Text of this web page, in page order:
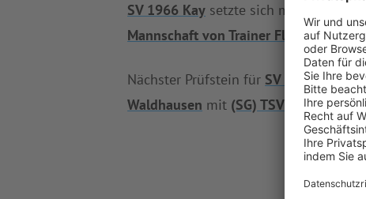
SV 1966 Kay setzte sich mit diesem
Mannschaft von Trainer Florian
Nächster Prüfstein für SV 1966 Kay ist
Waldhausen mit (SG) TSV